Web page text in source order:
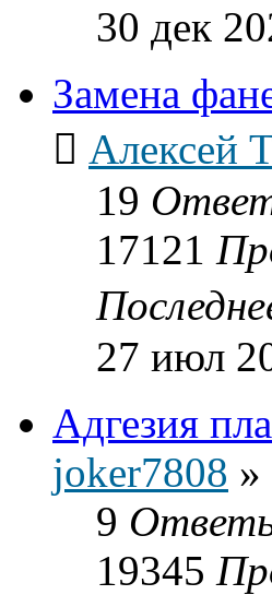
30 дек
Замена
Алексей
19
17121
27 июл
Адгезия
joker7808 »
9
19345